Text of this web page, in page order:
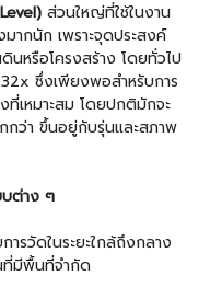
ส่วนใหญ่ที่ใช้ในงาน
มากนัก เพราะจุดประสงค์
หรือโครงสร้าง โดยทั่วไป
ซึ่งเพียงพอสำหรับการ
ที่เหมาะสม โดยปกติมักจะ
กว่า ขึ้นอยู่กับรุ่นและสภาพ
บต่าง ๆ
การวัดในระยะใกล้ถึงกลาง
ที่มีพื้นที่จำกัด